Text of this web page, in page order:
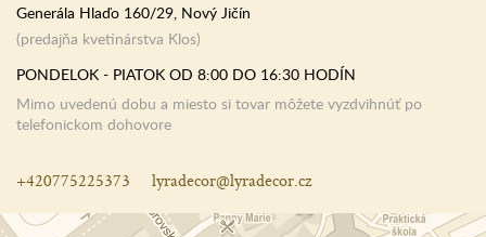
Generála Hlaďo 160/29, Nový Jičín
(predajňa kvetinárstva Klos)
PONDELOK - PIATOK OD 8:00 DO 16:30 HODÍN
Mimo uvedenú dobu a miesto si tovar môžete vyzdvihnúť po
telefonickom dohovore
+420775225373 lyradecor@lyradecor.cz